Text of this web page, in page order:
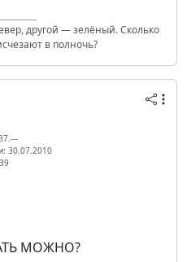
другой — зелёный. Сколько
в полночь?
30.07.2010
МОЖНО?